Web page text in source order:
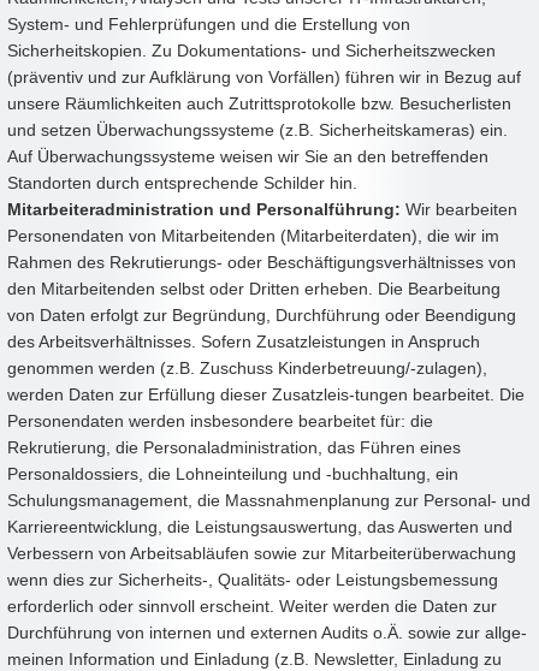
System- und Fehlerprüfungen und die Erstellung von
Sicherheitskopien. Zu Dokumentations- und Sicherheitszwecken
(präventiv und zur Aufklärung von Vorfällen) führen wir in Bezug auf
unsere Räumlichkeiten auch Zutrittsprotokolle bzw. Besucherlisten
und setzen Überwachungssysteme (z.B. Sicherheitskameras) ein.
Auf Überwachungssysteme weisen wir Sie an den betreffenden
Standorten durch entsprechende Schilder hin.
Mitarbeiteradministration und Personalführung: Wir bearbeiten
Personendaten von Mitarbeitenden (Mitarbeiterdaten), die wir im
Rahmen des Rekrutierungs- oder Beschäftigungsverhältnisses von
den Mitarbeitenden selbst oder Dritten erheben. Die Bearbeitung
von Daten erfolgt zur Begründung, Durchführung oder Beendigung
des Arbeitsverhältnisses. Sofern Zusatzleistungen in Anspruch
genommen werden (z.B. Zuschuss Kinderbetreuung/-zulagen),
werden Daten zur Erfüllung dieser Zusatzleis-tungen bearbeitet. Die
Personendaten werden insbesondere bearbeitet für: die
Rekrutierung, die Personaladministration, das Führen eines
Personaldossiers, die Lohneinteilung und -buchhaltung, ein
Schulungsmanagement, die Massnahmenplanung zur Personal- und
Karriereentwicklung, die Leistungsauswertung, das Auswerten und
Verbessern von Arbeitsabläufen sowie zur Mitarbeiterüberwachung
wenn dies zur Sicherheits-, Qualitäts- oder Leistungsbemessung
erforderlich oder sinnvoll erscheint. Weiter werden die Daten zur
Durchführung von internen und externen Audits o.Ä. sowie zur allge-
meinen Information und Einladung (z.B. Newsletter, Einladung zu